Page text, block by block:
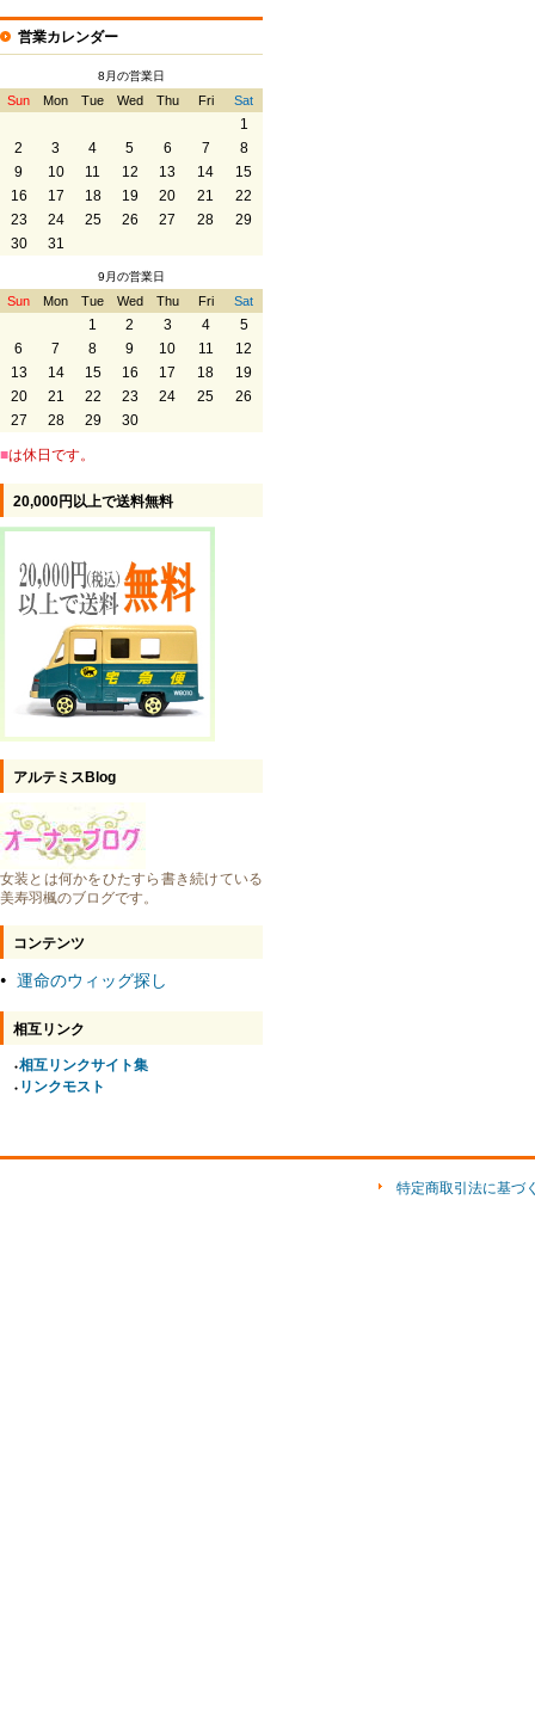
営業カレンダー
8月の営業日
Sun Mon Tue Wed Thu Fri Sat
1
2
3 4 5 6 7
8
9
10 11 12 13 14
15
16
17 18 19 20 21
22
23
24 25 26 27 28
29
30
31
9月の営業日
Sun Mon Tue Wed Thu Fri Sat
1 2 3 4
5
6
7 8 9 10 11
12
13
14 15 16 17 18
19
20
21 22 23 24 25
26
27
28 29 30
■は休日です。
20,000円以上で送料無料
アルテミスBlog
女装とは何かをひたすら書き続けている
美寿羽楓のブログです。
コンテンツ
● 運命のウィッグ探し
相互リンク
●相互リンクサイト集
● リンクモスト
特定商取引法に基づ